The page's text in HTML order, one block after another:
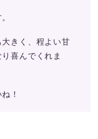
きく、程よい甘
喜んでくれま
！